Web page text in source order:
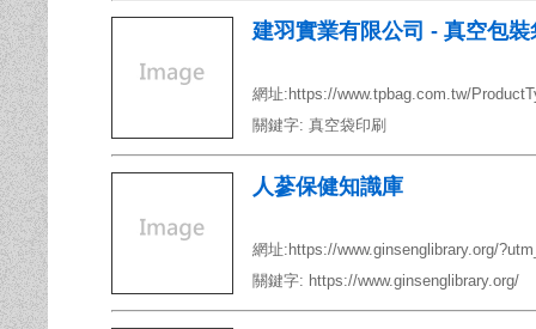
建羽實業有限公司 - 真空包
網址:https://www.tpbag.com.tw/
關鍵字: 真空袋印刷
人蔘保健知識庫
網址:https://www.ginsenglibrary.org/
關鍵字: https://www.ginsenglibrary.org/